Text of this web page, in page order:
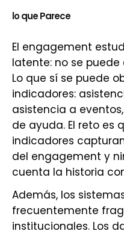
lo que Parece
El engagement
latente: no se
Lo que sí se puede
indicadores:
asistencia a
de ayuda. El reto es
indicadores
del engagement y
cuenta la historia
Además, los
frecuentemente
institucionales. Los